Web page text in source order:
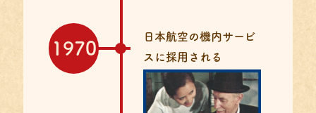
1970
日本航空の機内サービ
スに採用される